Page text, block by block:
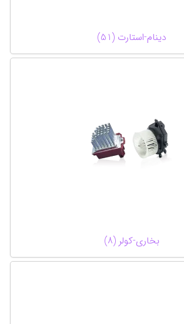
دینام-استارت (51)
بخاری-کولر (8)